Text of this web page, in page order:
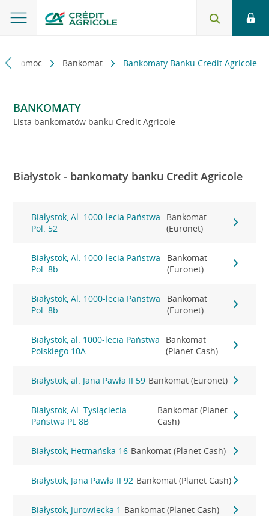
i pomoc Bankomat Bankomaty Banku Credit Agricole
BANKOMATY
Lista bankomatów banku Credit Agricole
Białystok - bankomaty banku Credit Agricole
Białystok, Al. 1000-lecia Państwa
Pol. 52
Bankomat
(Euronet)
Białystok, Al. 1000-lecia Państwa
Pol. 8b
Bankomat
(Euronet)
Białystok, Al. 1000-lecia Państwa
Pol. 8b
Bankomat
(Euronet)
Białystok, al. 1000-lecia Państwa
Polskiego 10A
Bankomat
(Planet Cash)
Białystok, al. Jana Pawła II 59 Bankomat (Euronet)
Białystok, Al. Tysiąclecia
Państwa PL 8B
Bankomat (Planet
Cash)
Białystok, Hetmańska 16 Bankomat (Planet Cash)
Białystok, Jana Pawła II 92 Bankomat (Planet Cash)
Białystok, Jurowiecka 1 Bankomat (Planet Cash)